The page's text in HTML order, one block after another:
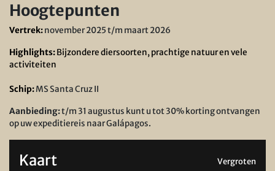
Hoogtepunten
Vertrek:november 2025 t/m maart 2026
Highlights:Bijzondere diersoorten, prachtige natuur en vele
activiteiten
Schip:MS Santa Cruz II
Aanbieding:t/m 31 augustus kunt u tot 30% korting ontvangen
op uw expeditiereis naar Galápagos.
Kaart Vergroten